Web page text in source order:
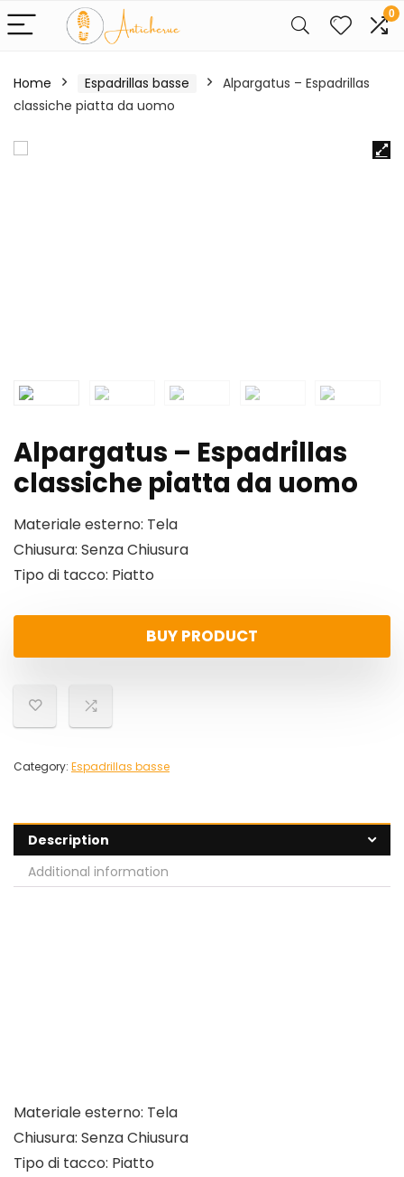
0
Home Espadrillas basse
Alpargatus – Espadrillas
classiche piatta da uomo
Alpargatus – Espadrillas
classiche piatta da uomo
Materiale esterno: Tela
Chiusura: Senza Chiusura
Tipo di tacco: Piatto
BUY PRODUCT
Category: Espadrillas basse
Description
Additional information
Materiale esterno: Tela
Chiusura: Senza Chiusura
Tipo di tacco: Piatto